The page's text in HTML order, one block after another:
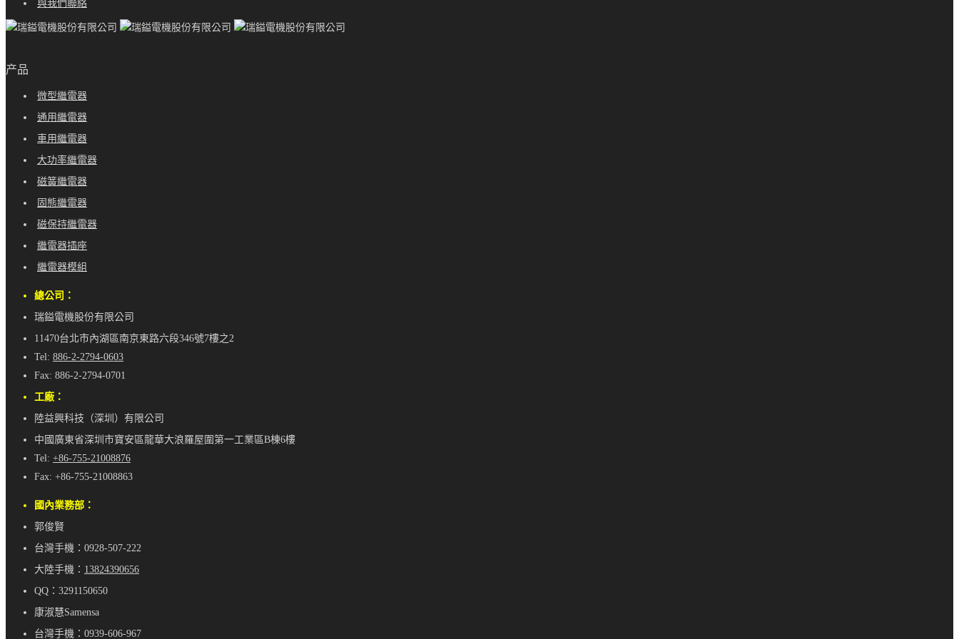
與我們聯絡
产品
微型繼電器
通用繼電器
車用繼電器
大功率繼電器
磁簧繼電器
固態繼電器
磁保持繼電器
繼電器插座
繼電器模組
總公司：
瑞鎰電機股份有限公司
11470台北市內湖區南京東路六段346號7樓之2
Tel: 886-2-2794-0603
Fax: 886-2-2794-0701
工廠：
陸益興科技（深圳）有限公司
中國廣東省深圳市寶安區龍華大浪羅屋圍第一工業區B棟6樓
Tel: +86-755-21008876
Fax: +86-755-21008863
國內業務部：
郭俊賢
台灣手機：0928-507-222
大陸手機： 13824390656
QQ：3291150650
康淑慧Samensa
台灣手機：0939-606-967